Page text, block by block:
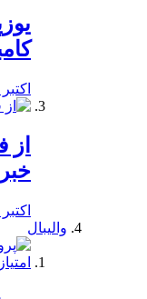
اکتبر 12, 2019
اکتبر 12, 2019
والیبال